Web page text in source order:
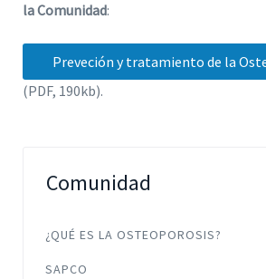
la Comunidad:
Preveción y tratamiento de la
(PDF, 190kb).
Comunidad
¿QUÉ ES LA OSTEOPOROSIS?
SAPCO